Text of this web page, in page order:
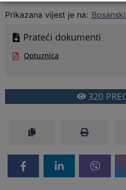
Prikazana vijest je na:
Prateći dokumenti
Optuznica
320